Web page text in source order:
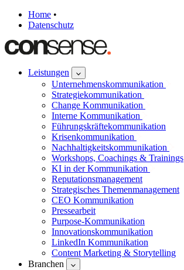
Home •
Datenschutz
Leistungen
Unternehmenskommunikation
Strategiekommunikation
Change Kommunikation
Interne Kommunikation
Führungskräftekommunikation
Krisenkommunikation
Nachhaltigkeitskommunikation
Workshops, Coachings & Trainings
KI in der Kommunikation
Reputationsmanagement
Strategisches Themenmanagement
CEO Kommunikation
Pressearbeit
Purpose-Kommunikation
Innovationskommunikation
LinkedIn Kommunikation
Content Marketing & Storytelling
Branchen